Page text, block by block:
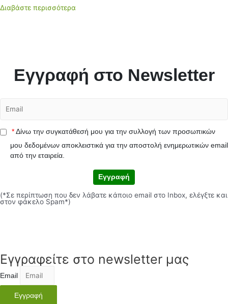
Διαβάστε περισσότερα
Εγγραφή στο Newsletter
* Δίνω την συγκατάθεσή μου για την συλλογή των προσωπικών
μου δεδομένων αποκλειστικά για την αποστολή ενημερωτικών email
από την εταιρεία.
Εγγραφή
(*Σε περίπτωση που δεν λάβατε κάποιο email στο Inbox, ελέγξτε και
στον φάκελο Spam*)
Εγγραφείτε στο newsletter μας
Email
Εγγραφή